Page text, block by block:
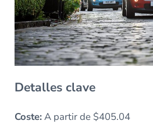
Detalles clave
Coste:A partir de $405.04